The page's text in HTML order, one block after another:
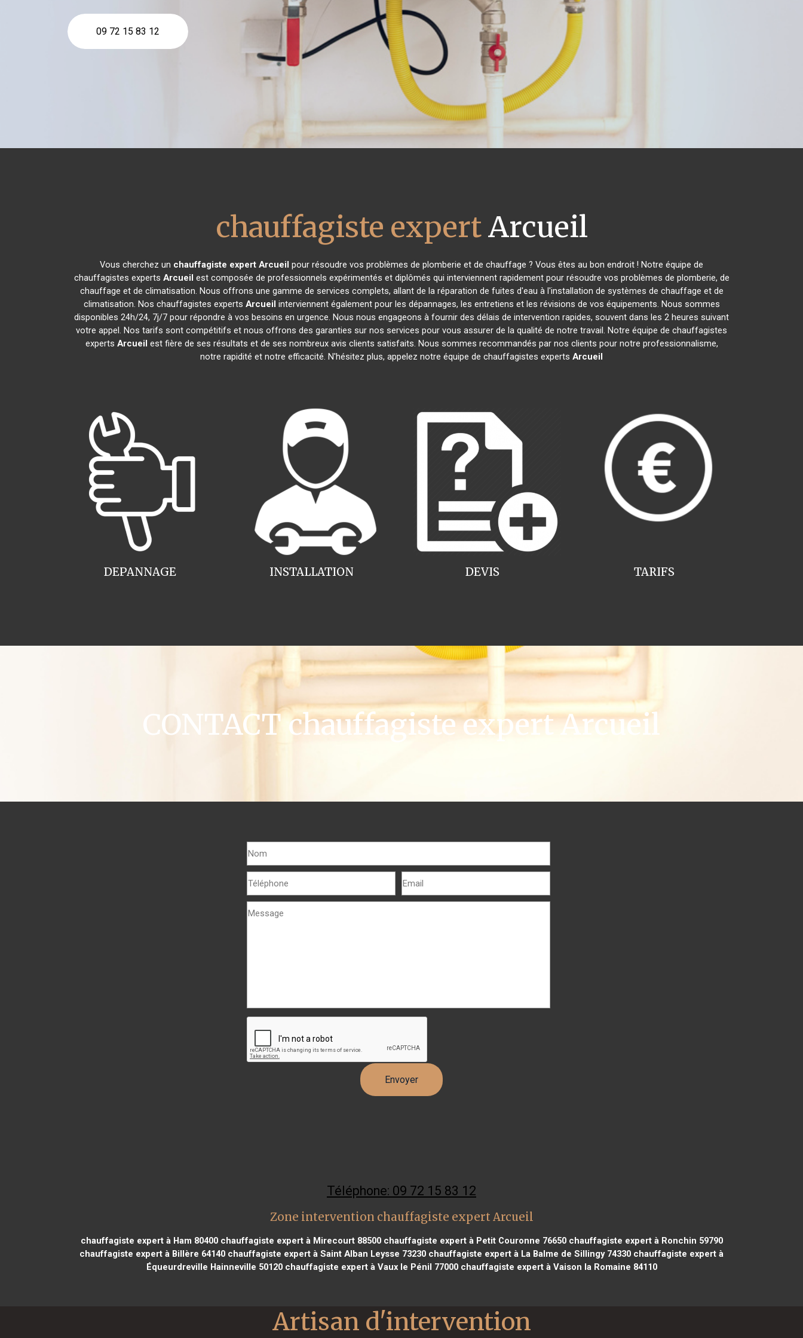
09 72 15 83 12
chauffagiste expertArcueil
Vous cherchez un chauffagiste expert Arcueil pour résoudre vos problèmes de plomberie et de chauffage ? Vous êtes au bon endroit ! Notre équipe de
chauffagistes experts Arcueil est composée de professionnels expérimentés et diplômés qui interviennent rapidement pour résoudre vos problèmes de plomberie, de
chauffage et de climatisation. Nous offrons une gamme de services complets, allant de la réparation de fuites d'eau à l'installation de systèmes de chauffage et de
climatisation. Nos chauffagistes experts Arcueil interviennent également pour les dépannages, les entretiens et les révisions de vos équipements. Nous sommes
disponibles 24h/24, 7j/7 pour répondre à vos besoins en urgence. Nous nous engageons à fournir des délais de intervention rapides, souvent dans les 2 heures suivant
votre appel. Nos tarifs sont compétitifs et nous offrons des garanties sur nos services pour vous assurer de la qualité de notre travail. Notre équipe de chauffagistes
experts Arcueil est fière de ses résultats et de ses nombreux avis clients satisfaits. Nous sommes recommandés par nos clients pour notre professionnalisme,
notre rapidité et notre efficacité. N'hésitez plus, appelez notre équipe de chauffagistes experts Arcueil
INSTALLATION
DEPANNAGE TARIFS
DEVIS
CONTACT chauffagiste expert Arcueil
Téléphone: 09 72 15 83 12
Zone intervention chauffagiste expert Arcueil
chauffagiste expert à Ham 80400chauffagiste expert à Mirecourt 88500chauffagiste expert à Petit Couronne 76650chauffagiste expert à Ronchin 59790
chauffagiste expert à Billère 64140 chauffagiste expert à Saint Alban Leysse 73230 chauffagiste expert à La Balme de Sillingy 74330 chauffagiste expert à
Équeurdreville Hainneville 50120chauffagiste expert à Vaux le Pénil 77000chauffagiste expert à Vaison la Romaine 84110
Artisan d'intervention